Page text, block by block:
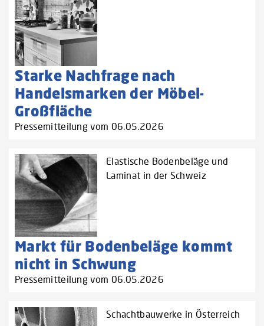
Starke Nachfrage nach
Handelsmarken der Möbel-
Großfläche
Pressemitteilung vom 06.05.2026
Elastische Bodenbeläge und
Laminat in der Schweiz
Markt für Bodenbeläge kommt
nicht in Schwung
Pressemitteilung vom 06.05.2026
Schachtbauwerke in Österreich